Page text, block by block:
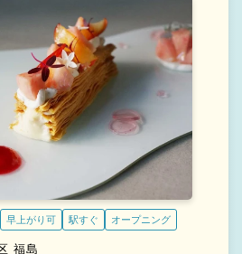
早上がり可 駅すぐ オープニング
大阪府 大阪市福島区 福島